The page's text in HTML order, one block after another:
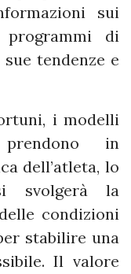
sui
di
tendenze e
i modelli
in
dell’atleta, lo
svolgerà la
condizioni
stabilire una
Il valore